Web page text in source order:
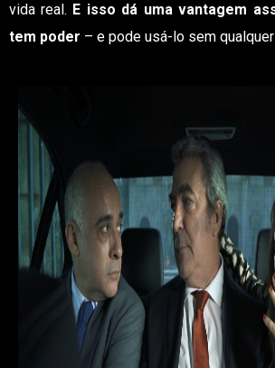
vida real. E isso dá uma vantagem
tem poder – e pode usá-lo sem